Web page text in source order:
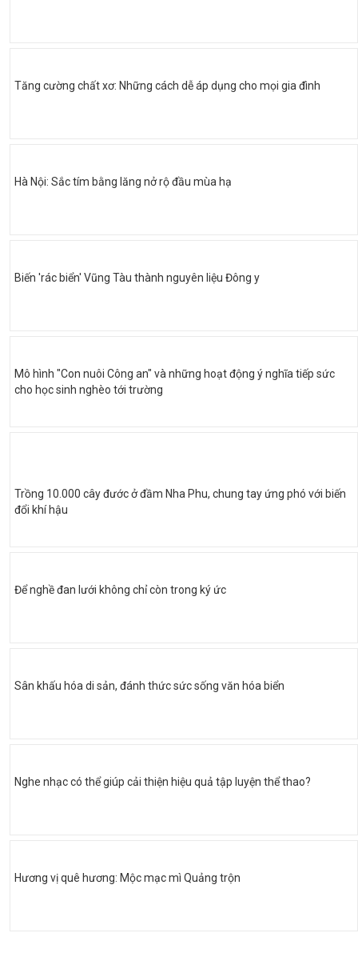
Tăng cường chất xơ: Những cách dễ áp dụng cho mọi gia đình
Hà Nội: Sắc tím bằng lăng nở rộ đầu mùa hạ
Biến 'rác biển' Vũng Tàu thành nguyên liệu Đông y
Mô hình "Con nuôi Công an" và những hoạt động ý nghĩa tiếp sức
cho học sinh nghèo tới trường
Trồng 10.000 cây đước ở đầm Nha Phu, chung tay ứng phó với biến
đổi khí hậu
Để nghề đan lưới không chỉ còn trong ký ức
Sân khấu hóa di sản, đánh thức sức sống văn hóa biển
Nghe nhạc có thể giúp cải thiện hiệu quả tập luyện thể thao?
Hương vị quê hương: Mộc mạc mì Quảng trộn